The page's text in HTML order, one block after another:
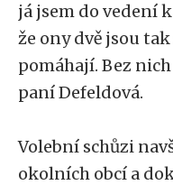
já jsem do vedení
že ony dvě jsou
pomáhají. Bez nich
paní Defeldová.
Volební schůzi
okolních obcí a